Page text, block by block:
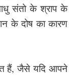
संतो के श्राप के
के दोष का कारण
हैं, जैसे यदि आपने